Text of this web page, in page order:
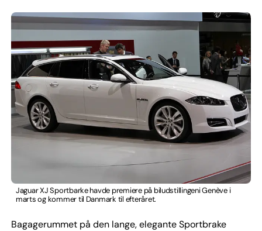
Jaguar XJ Sportbarke havde premiere på biludstillingeni Genève i
marts og kommer til Danmark til efteråret.
Bagagerummet på den lange, elegante Sportbrake